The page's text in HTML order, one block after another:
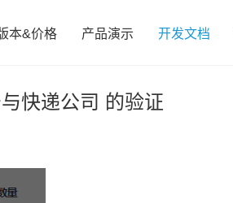
本&价格 产品演示 开发文档
快递公司 的验证